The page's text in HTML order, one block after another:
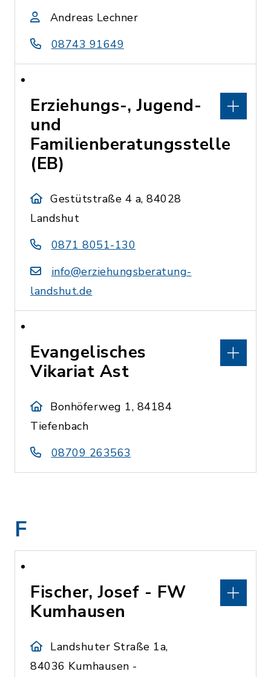
Andreas Lechner
08743 91649
Erziehungs-, Jugend-
und
Familienberatungsstelle
(EB)
Gestütstraße 4 a, 84028
Landshut
0871 8051-130
info@erziehungsberatung-
landshut.de
Evangelisches
Vikariat Ast
Bonhöferweg 1, 84184
Tiefenbach
08709 263563
F
Fischer, Josef - FW
Kumhausen
Landshuter Straße 1a,
84036 Kumhausen -